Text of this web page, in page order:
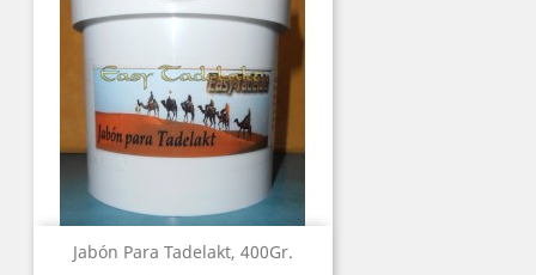
Jabón Para Tadelakt, 400Gr.